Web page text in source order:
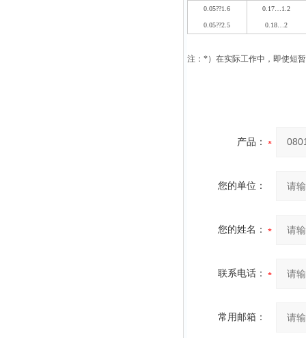
0.05??1.6
0.05??2.5
0.17…1.2
0.18…2
注： *）在实际工作中，即使短
产品：
您的单位：
您的姓名：
联系电话：
常用邮箱：